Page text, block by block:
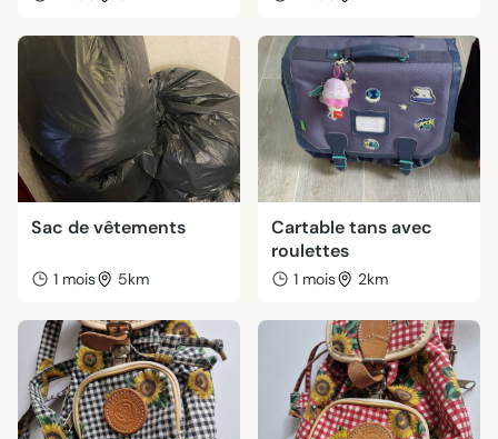
Sac de vêtements
1 mois 5km
Cartable tans avec
roulettes
1 mois 2km